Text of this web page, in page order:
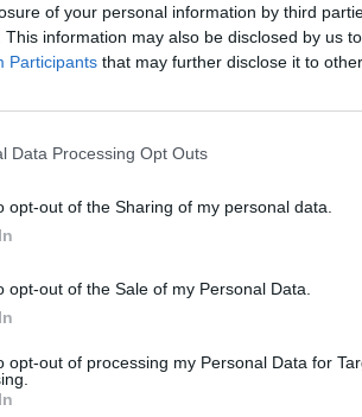
of your personal information by third
This information may also be disclosed by us
Participants that may further disclose it to
Data Processing Opt Outs
opt-out of the Sharing of my personal data.
opt-out of the Sale of my Personal Data.
opt-out of processing my Personal Data for
Piotr "YouBreak" Chodoła
w stosunku do starego składu.
polską społeczność
organizacją pod koniec września, a
utworzyli nowy skład pod nazwą
wATER. Po kilku tygodniach byli
AWARIA, jednak z jedną